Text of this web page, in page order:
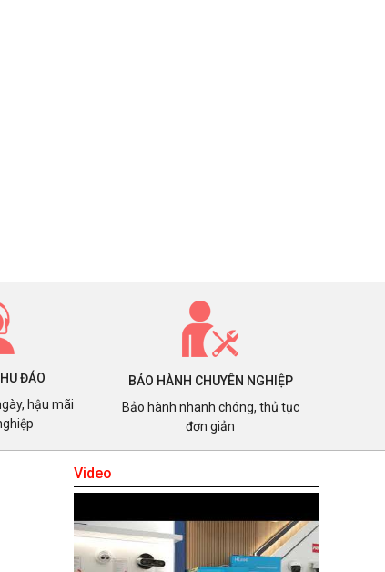
ĐÁO
hậu mãi
BẢO HÀNH CHUYÊN NGHIỆP
Bảo hành nhanh chóng, thủ tục
đơn giản
Video